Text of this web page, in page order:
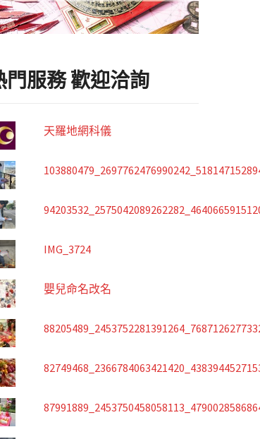
門服務 歡迎洽詢
天羅地網科儀
IMG_3724
嬰兒命名改名